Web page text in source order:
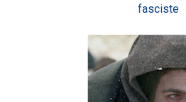
fasciste